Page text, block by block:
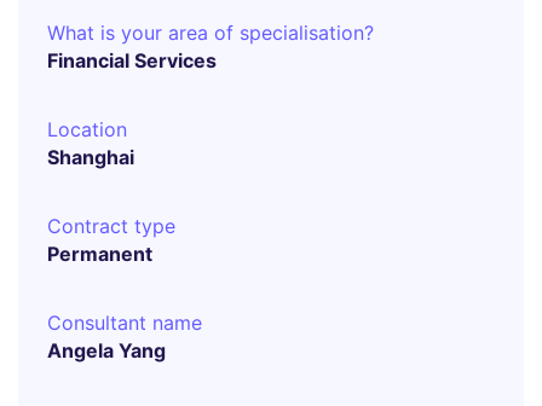
What is your area of specialisation?
Financial Services
Location
Shanghai
Contract type
Permanent
Consultant name
Angela Yang